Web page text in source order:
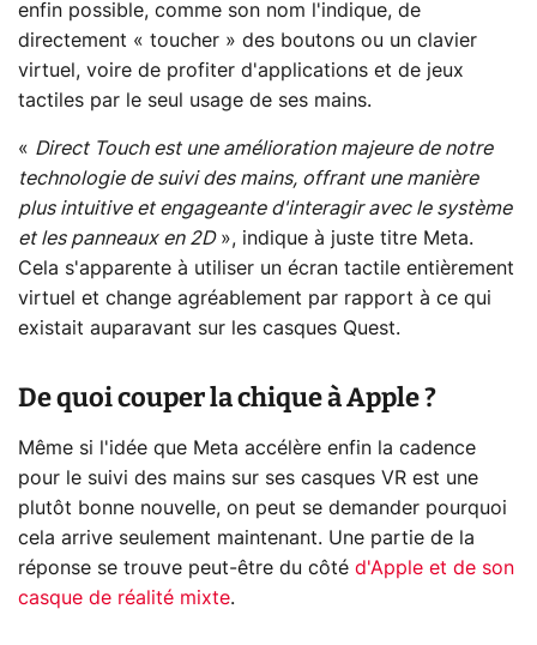
enfin possible, comme son nom l'indique, de
directement « toucher » des boutons ou un clavier
virtuel, voire de profiter d'applications et de jeux
tactiles par le seul usage de ses mains.
« Direct Touch est une amélioration majeure de notre
technologie de suivi des mains, offrant une manière
plus intuitive et engageante d'interagir avec le système
et les panneaux en 2D», indique à juste titre Meta.
Cela s'apparente à utiliser un écran tactile entièrement
virtuel et change agréablement par rapport à ce qui
existait auparavant sur les casques Quest.
De quoi couper la chique à Apple ?
Même si l'idée que Meta accélère enfin la cadence
pour le suivi des mains sur ses casques VR est une
plutôt bonne nouvelle, on peut se demander pourquoi
cela arrive seulement maintenant. Une partie de la
réponse se trouve peut-être du côté d'Apple et de son
casque de réalité mixte.